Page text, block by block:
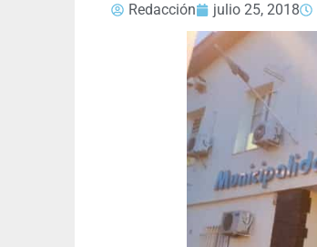
Redacción julio 25, 2018